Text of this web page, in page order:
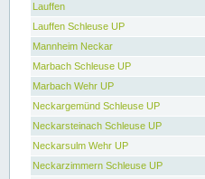
Lauffen
Lauffen Schleuse UP
Mannheim Neckar
Marbach Schleuse UP
Marbach Wehr UP
Neckargemünd Schleuse UP
Neckarsteinach Schleuse UP
Neckarsulm Wehr UP
Neckarzimmern Schleuse UP